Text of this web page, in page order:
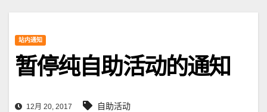
站内通知
暂停纯自助活动的通知
12月 20, 2017 自助活动